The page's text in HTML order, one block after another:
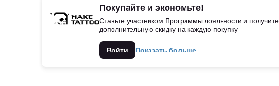
Покупайте и экономьте!
Станьте участником Программы лояльности и получите
дополнительную скидку на каждую покупку
Войти Показать больше